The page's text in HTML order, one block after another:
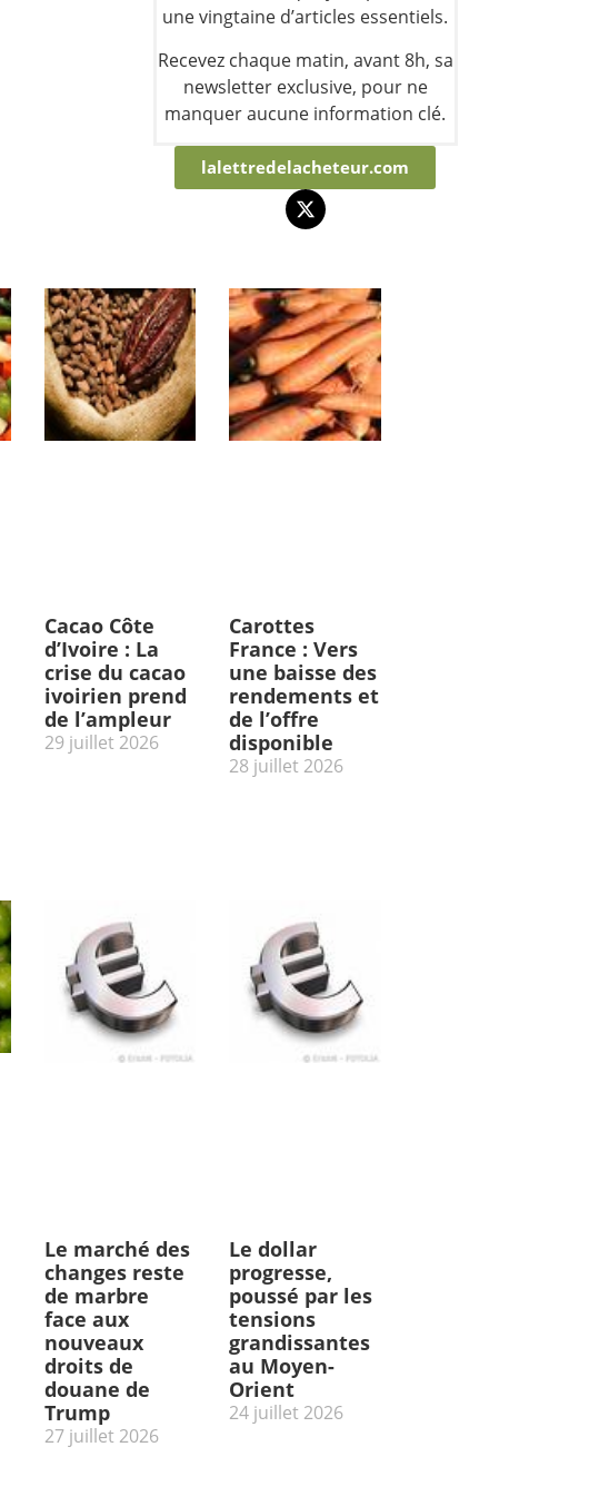
une vingtaine d’articles essentiels.
Recevez chaque matin, avant 8h, sa
newsletter exclusive, pour ne
manquer aucune information clé.
lalettredelacheteur.com
Cacao Côte
d’Ivoire : La
crise du cacao
ivoirien prend
de l’ampleur
29 juillet 2026
Carottes
France : Vers
une baisse des
rendements et
de l’offre
disponible
28 juillet 2026
Le marché des
changes reste
de marbre
face aux
nouveaux
droits de
douane de
Trump
27 juillet 2026
Le dollar
progresse,
poussé par les
tensions
grandissantes
au Moyen-
Orient
24 juillet 2026